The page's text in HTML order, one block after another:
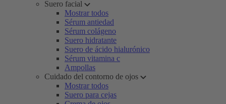
Suero facial
Mostrar todos
Sérum antiedad
Sérum colágeno
Suero hidratante
Suero de ácido hialurónico
Sérum vitamina c
Ampollas
Cuidado del contorno de ojos
Mostrar todos
Suero para cejas